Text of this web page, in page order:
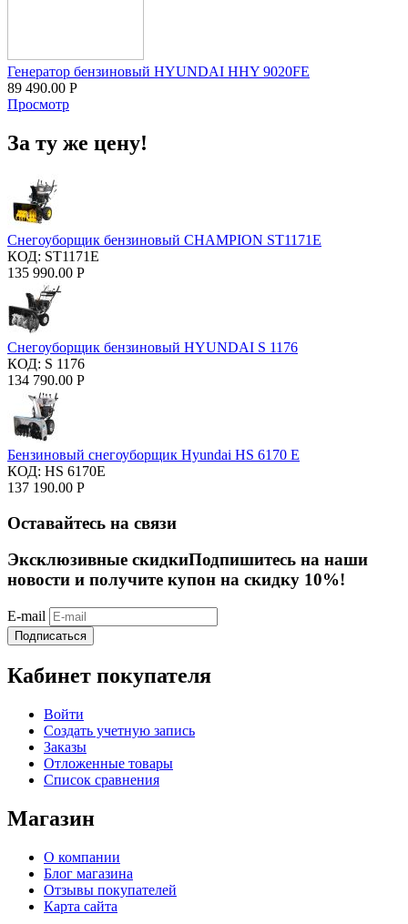
Генератор бензиновый HYUNDAI HHY 9020FE
89 490.00 Р
Просмотр
За ту же цену!
Снегоуборщик бензиновый CHAMPION ST1171E
КОД: ST1171E
135 990.00 Р
Снегоуборщик бензиновый HYUNDAI S 1176
КОД: S 1176
134 790.00 Р
Бензиновый снегоуборщик Hyundai HS 6170 E
КОД: HS 6170E
137 190.00 Р
Оставайтесь на связи
Эксклюзивные скидкиПодпишитесь на наши
новости и получите купон на скидку 10%!
E-mail
Подписаться
Кабинет покупателя
Войти
Создать учетную запись
Заказы
Отложенные товары
Список сравнения
Магазин
О компании
Блог магазина
Отзывы покупателей
Карта сайта